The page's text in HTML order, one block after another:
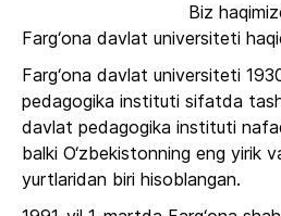
​Biz
Farg‘ona davlat universiteti
Farg‘ona davlat universiteti
pedagogika instituti sifatda
davlat pedagogika instituti
balki O‘zbekistonning eng yirik
yurtlaridan biri hisoblangan.